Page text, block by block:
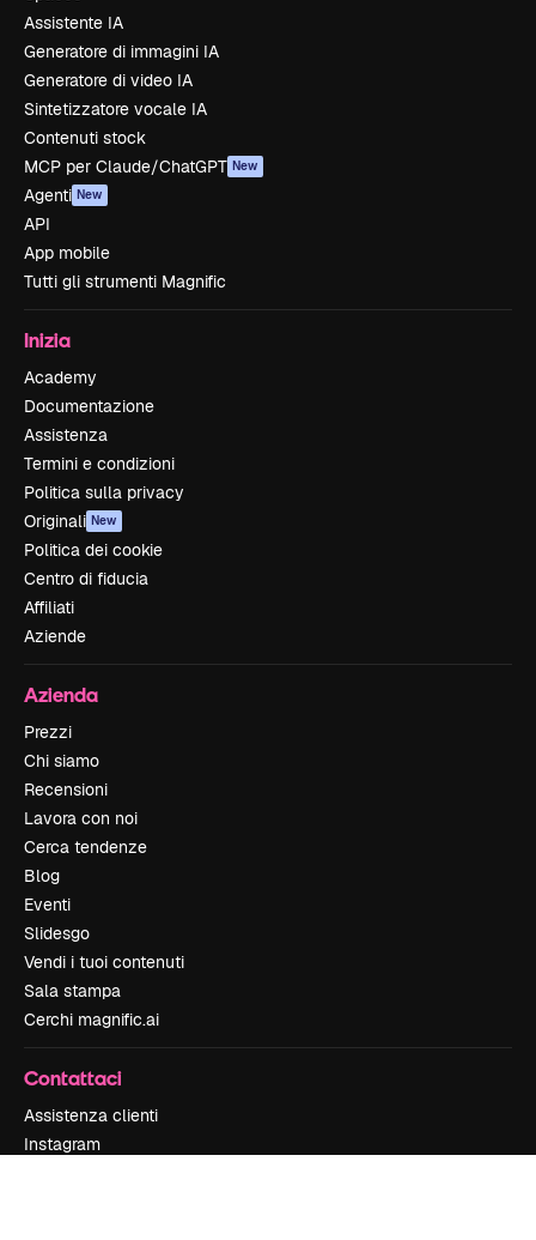
Assistente IA
Generatore di immagini IA
Generatore di video IA
Sintetizzatore vocale IA
Contenuti stock
MCP per Claude/ChatGPT New
Agenti New
API
App mobile
Tutti gli strumenti Magnific
Inizia
Academy
Documentazione
Assistenza
Termini e condizioni
Politica sulla privacy
Originali New
Politica dei cookie
Centro di fiducia
Affiliati
Aziende
Azienda
Prezzi
Chi siamo
Recensioni
Lavora con noi
Cerca tendenze
Blog
Eventi
Slidesgo
Vendi i tuoi contenuti
Sala stampa
Cerchi magnific.ai
Contattaci
Assistenza clienti
Instagram